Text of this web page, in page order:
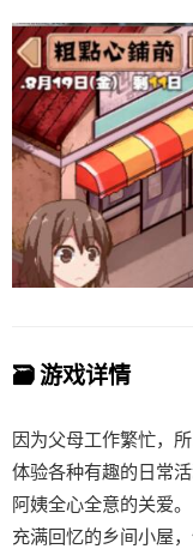
🗃️ 游戏详情
因为父母工作繁忙，
体验各种有趣的日常
阿姨全心全意的关爱
充满回忆的乡间小屋